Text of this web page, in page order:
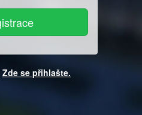
Zde se přihlašte.